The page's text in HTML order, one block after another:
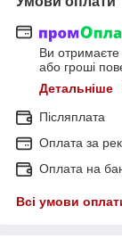
Ви
або гроші
Детальніше
Післяплата
Оплата за
Оплата на
Всі умови